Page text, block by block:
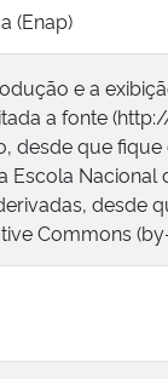
(Enap)
e a
a fonte
desde que
Nacional
desde
Commons